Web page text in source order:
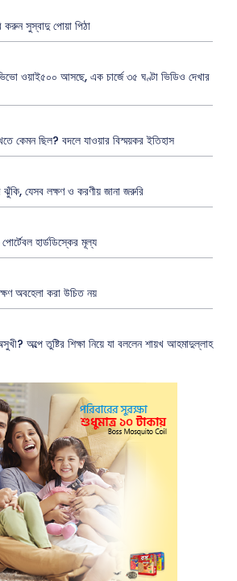
করুন সুস্বাদু পোয়া পিঠা
ওয়াই৫০০ আসছে, এক চার্জে ৩৫ ঘণ্টা ভিডিও দেখার
কেমন ছিল? বদলে যাওয়ার বিস্ময়কর ইতিহাস
যেসব লক্ষণ ও করণীয় জানা জরুরি
হার্ডডিস্কের মূল্য
অবহেলা করা উচিত নয়
অল্পে তুষ্টির শিক্ষা নিয়ে যা বললেন শায়খ আহমাদুল্লাহ